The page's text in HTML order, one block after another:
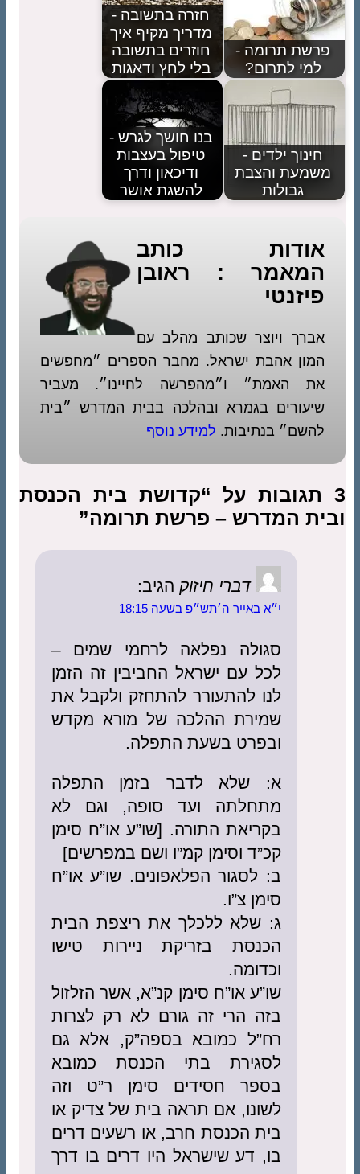
פרשת תרומה -
למי לתרום?
חזרה בתשובה -
מדריך מקיף איך
חוזרים בתשובה
בלי לחץ ודאגות
חינוך ילדים -
משמעת והצבת
גבולות
בנו חושך לגרש -
טיפול בעצבות
ודיכאון ודרך
להשגת אושר
אודות כותב
המאמר : ראובן
פיזנטי
אברך ויוצר שכותב מהלב עם
המון אהבת ישראל. מחבר הספרים ״מחפשים
את האמת״ ו״מהפרשה לחיינו״. מעביר
שיעורים בגמרא ובהלכה בבית המדרש ״בית
להשם״ בנתיבות. למידע נוסף
3 תגובות על “קדושת בית הכנסת
ובית המדרש – פרשת תרומה”
דברי חיזוק הגיב:
י״א באייר ה׳תש״פ בשעה 18:15
סגולה נפלאה לרחמי שמים –
לכל עם ישראל החביבין זה הזמן
לנו להתעורר להתחזק ולקבל את
שמירת ההלכה של מורא מקדש
ובפרט בשעת התפלה.
א: שלא לדבר בזמן התפלה
מתחלתה ועד סופה, וגם לא
בקריאת התורה. [שו”ע או”ח סימן
קכ”ד וסימן קמ”ו ושם במפרשים]
ב: לסגור הפלאפונים. שו”ע או”ח
סימן צ”ו.
ג: שלא ללכלך את ריצפת הבית
הכנסת בזריקת ניירות טישו
וכדומה.
שו”ע או”ח סימן קנ”א, אשר הזלזול
בזה הרי זה גורם לא רק לצרות
רח”ל כמובא בספה”ק, אלא גם
לסגירת בתי הכנסת כמובא
בספר חסידים סימן ר”ט וזה
לשונו, אם תראה בית של צדיק או
בית הכנסת חרב, או רשעים דרים
בו, דע שישראל היו דרים בו דרך